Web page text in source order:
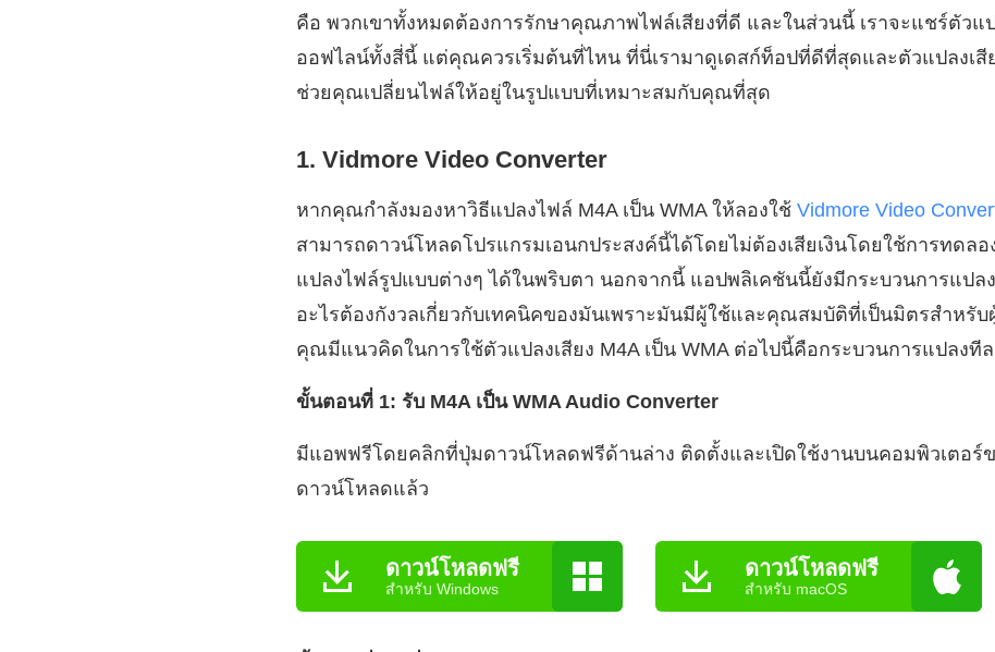
คือ พวกเขาทั้งหมดต้องการรักษาคุณภาพไฟล์เสียงที่ดี และในส่วนนี้ เราจะแชร์ตัวแ
ออฟไลน์ทั้งสี่นี้ แต่คุณควรเริ่มต้นที่ไหน ที่นี่เรามาดูเดสก์ท็อปที่ดีที่สุดและตัวแปลงเสี
ช่วยคุณเปลี่ยนไฟล์ให้อยู่ในรูปแบบที่เหมาะสมกับคุณที่สุด
1. Vidmore Video Converter
หากคุณกำลังมองหาวิธีแปลงไฟล์ M4A เป็น WMA ให้ลองใช้ Vidmore Video
สามารถดาวน์โหลดโปรแกรมเอนกประสงค์นี้ได้โดยไม่ต้องเสียเงินโดยใช้การทดล
แปลงไฟล์รูปแบบต่างๆ ได้ในพริบตา นอกจากนี้ แอปพลิเคชันนี้ยังมีกระบวนการแปล
อะไรต้องกังวลเกี่ยวกับเทคนิคของมันเพราะมันมีผู้ใช้และคุณสมบัติที่เป็นมิตรสำหรับ
คุณมีแนวคิดในการใช้ตัวแปลงเสียง M4A เป็น WMA ต่อไปนี้คือกระบวนการแปลงที
ขั้นตอนที่ 1: รับ M4A เป็น WMA Audio Converter
มีแอพฟรีโดยคลิกที่ปุ่มดาวน์โหลดฟรีด้านล่าง ติดตั้งและเปิดใช้งานบนคอมพิวเตอร์
ดาวน์โหลดแล้ว
ดาวน์โหลดฟรี
สำหรับ Windows
ดาวน์โหลดฟรี
สำหรับ macOS